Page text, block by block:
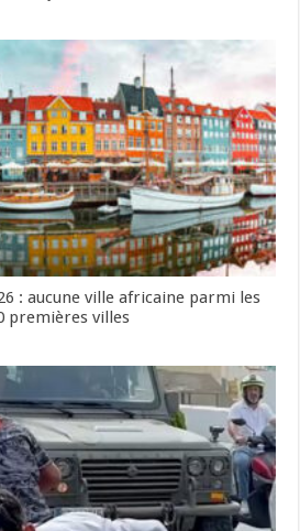
: aucune ville africaine parmi les
premières villes